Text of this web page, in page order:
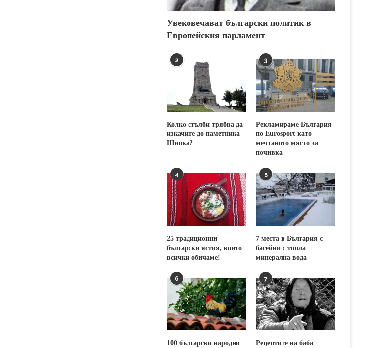
Увековечават български политик в
Европейския парламент
2
Колко стълби трябва да
изкачите до паметника
Шипка?
3
Рекламираме България
по Eurosport като
мечтаното място за
почивка
4
25 традиционни
български ястия, които
всички обичаме!
5
7 места в България с
басейни с топла
минерална вода
6
100 български народни
7
Рецептите на баба